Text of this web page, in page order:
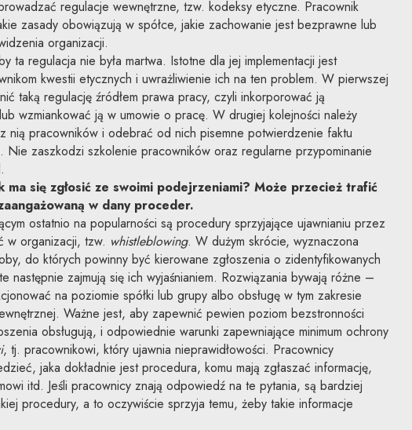
regulacje wewnętrzne, tzw. kodeksy etyczne. Pracownik
zasady obowiązują w spółce, jakie zachowanie jest bezprawne lub
organizacji.
ta regulacja nie była martwa. Istotne dla jej implementacji jest
kwestii etycznych i uwrażliwienie ich na ten problem. W pierwszej
taką regulację źródłem prawa pracy, czyli inkorporować ją
wzmiankować ją w umowie o pracę. W drugiej kolejności należy
nią pracowników i odebrać od nich pisemne potwierdzenie faktu
Nie zaszkodzi szkolenie pracowników oraz regularne przypominanie
ma się zgłosić ze swoimi podejrzeniami? Może przecież trafić
w dany proceder.
ostatnio na popularności są procedury sprzyjające ujawnianiu przez
w organizacji, tzw. whistleblowing. W dużym skrócie, wyznaczona
do których powinny być kierowane zgłoszenia o zidentyfikowanych
następnie zajmują się ich wyjaśnianiem. Rozwiązania bywają różne –
na poziomie spółki lub grupy albo obsługę w tym zakresie
Ważne jest, aby zapewnić pewien poziom bezstronności
obsługują, i odpowiednie warunki zapewniające minimum ochrony
, tj. pracownikowi, który ujawnia nieprawidłowości. Pracownicy
jaka dokładnie jest procedura, komu mają zgłaszać informację,
itd. Jeśli pracownicy znają odpowiedź na te pytania, są bardziej
procedury, a to oczywiście sprzyja temu, żeby takie informacje